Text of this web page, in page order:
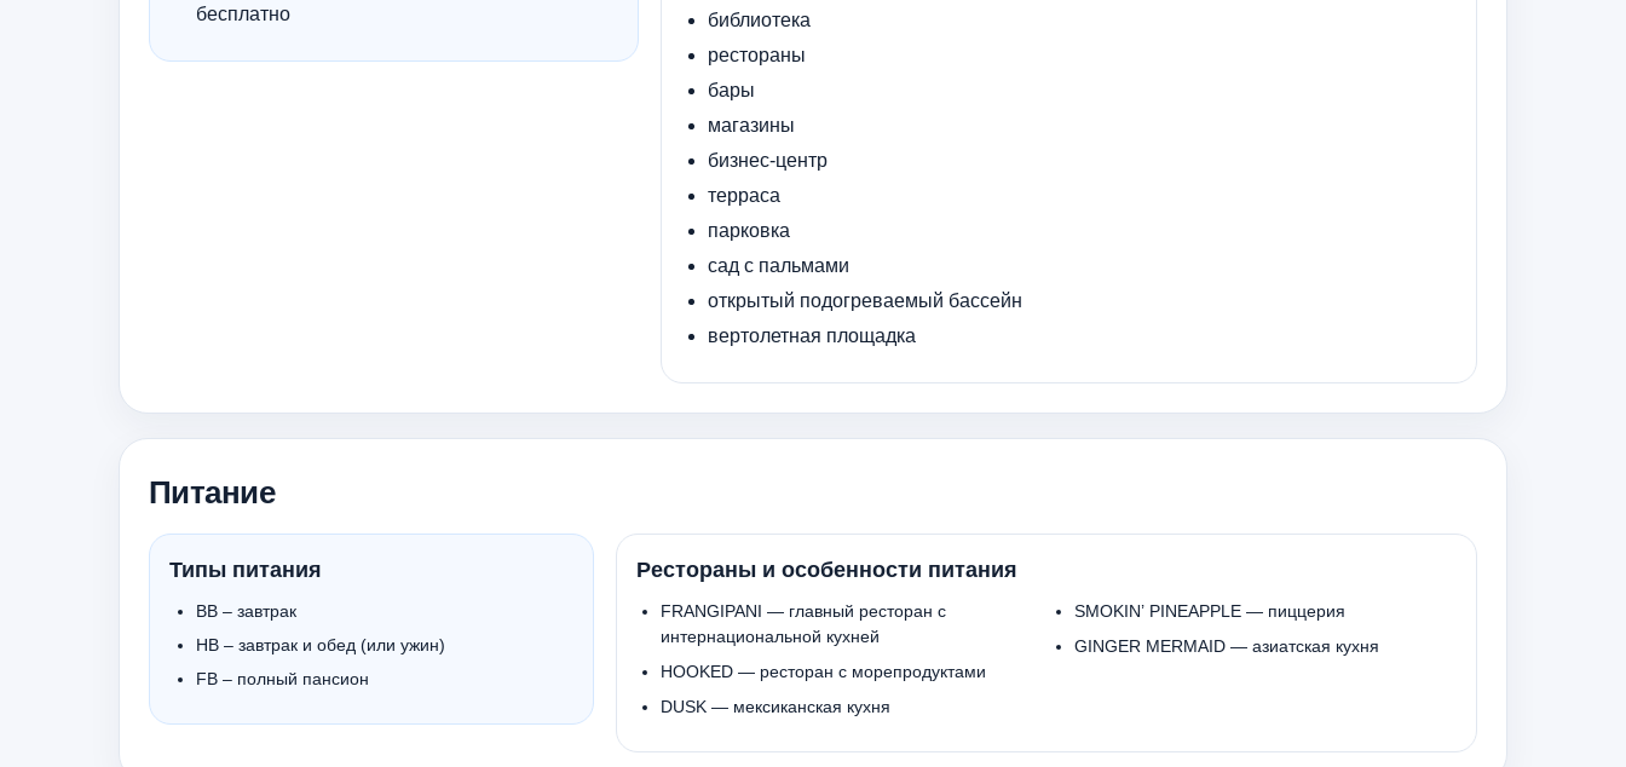
бесплатно
библиотека
рестораны
бары
магазины
бизнес-центр
терраса
парковка
сад с пальмами
открытый подогреваемый бассейн
вертолетная площадка
Питание
Типы питания
BB – завтрак
HB – завтрак и обед (или ужин)
FB – полный пансион
Рестораны и особенности питания
FRANGIPANI — главный ресторан с
интернациональной кухней
HOOKED — ресторан с морепродуктами
DUSK — мексиканская кухня
SMOKIN’ PINEAPPLE — пиццерия
GINGER MERMAID — азиатская кухня